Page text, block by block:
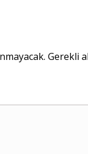
Gerekli